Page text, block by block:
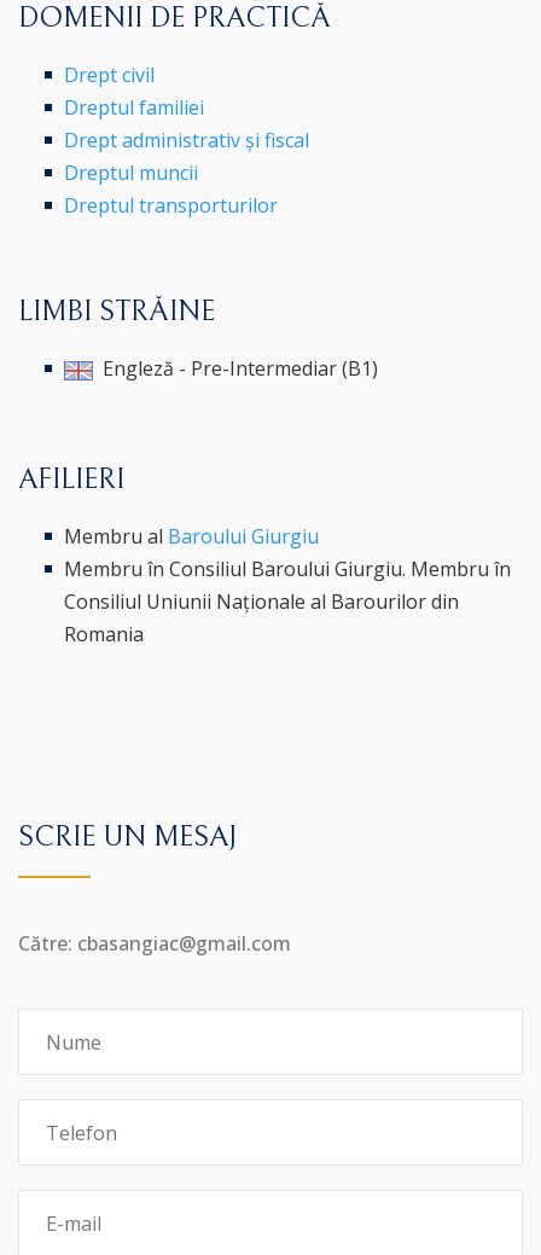
DOMENII DE PRACTICĂ
Drept civil
Dreptul familiei
Drept administrativ și fiscal
Dreptul muncii
Dreptul transporturilor
LIMBI STRĂINE
Engleză - Pre-Intermediar (B1)
AFILIERI
Membru al Baroului Giurgiu
Membru în Consiliul Baroului Giurgiu. Membru în
Consiliul Uniunii Naționale al Barourilor din
Romania
SCRIE UN MESAJ
Către: cbasangiac@gmail.com